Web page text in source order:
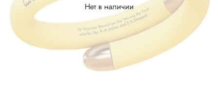
Нет в наличии